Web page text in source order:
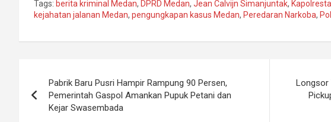
Tags: berita kriminal Medan, DPRD Medan, Jean Calvijn Simanjuntak,
kejahatan jalanan Medan, pengungkapan kasus Medan, Peredaran Narkoba,
pos
Pabrik Baru Pusri Hampir Rampung 90 Persen,
Pemerintah Gaspol Amankan Pupuk Petani dan
Kejar Swasembada
Longsor